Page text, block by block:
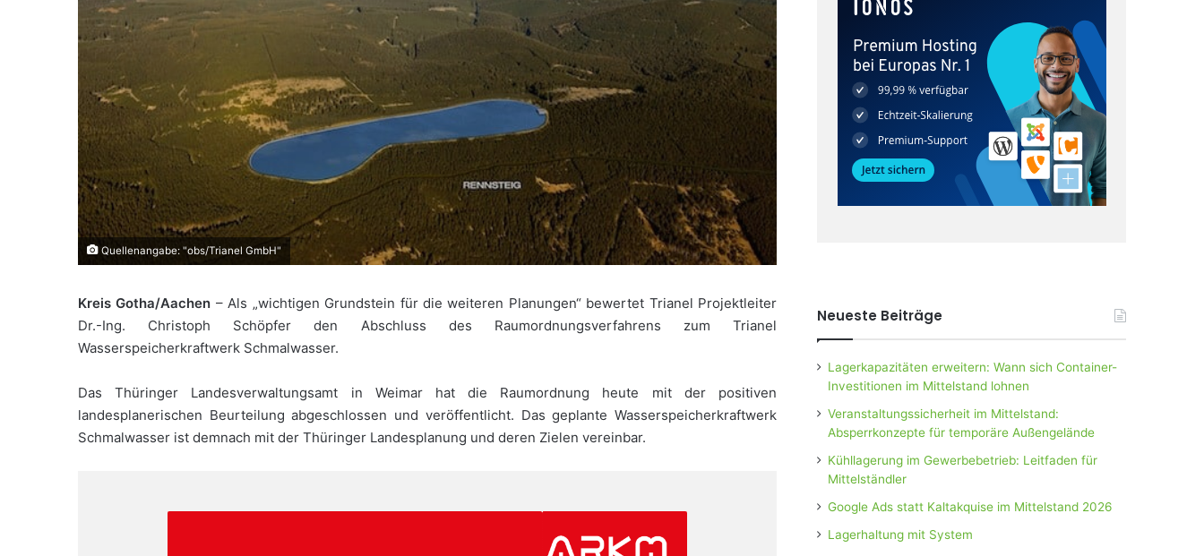
Quellenangabe: "obs/Trianel GmbH"
Kreis Gotha/Aachen – Als „wichtigen Grundstein für die weiteren Planungen“ bewertet Trianel Projektleiter
Dr.-Ing. Christoph Schöpfer den Abschluss des Raumordnungsverfahrens zum Trianel
Wasserspeicherkraftwerk Schmalwasser.
Das Thüringer Landesverwaltungsamt in Weimar hat die Raumordnung heute mit der positiven
landesplanerischen Beurteilung abgeschlossen und veröffentlicht. Das geplante Wasserspeicherkraftwerk
Schmalwasser ist demnach mit der Thüringer Landesplanung und deren Zielen vereinbar.
Neueste Beiträge
Lagerkapazitäten erweitern: Wann sich Container-
Investitionen im Mittelstand lohnen
Veranstaltungssicherheit im Mittelstand:
Absperrkonzepte für temporäre Außengelände
Kühllagerung im Gewerbebetrieb: Leitfaden für
Mittelständler
Google Ads statt Kaltakquise im Mittelstand 2026
Lagerhaltung mit System